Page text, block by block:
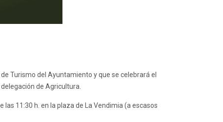
Turismo del Ayuntamiento y que se celebrará el
de Agricultura.
11:30 h. en la plaza de La Vendimia (a escasos